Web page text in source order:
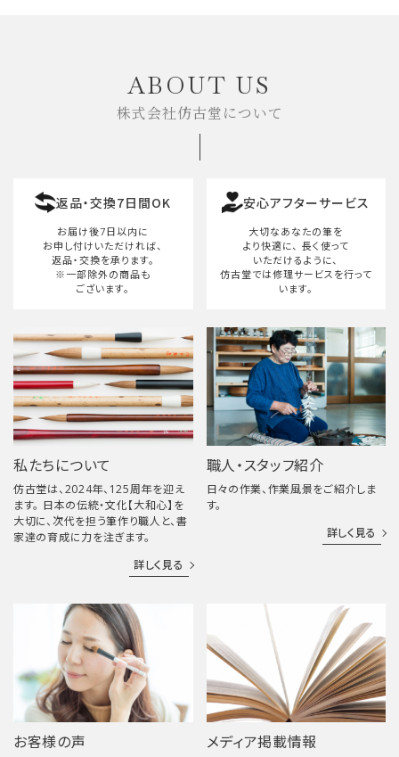
検索する
ABOUT US
株式会社仿古堂について
返品・交換7日間OK
お届け後7日以内に
お申し付けいただければ、
返品・交換を承ります。
※一部除外の商品も
ございます。
安心アフターサービス
大切なあなたの筆を
より快適に、 長く使って
いただけるように、
仿古堂では修理サービスを行って
います。
私たちについて
仿古堂は、2024年、125周年を迎え
ます。 日本の伝統・文化【大和心】を
大切に、次代を担う筆作り職人と、書
家達の育成に力を注ぎます。
詳しく見る
職人・スタッフ紹介
日々の作業、作業風景をご紹介しま
す。
詳しく見る
お客様の声 メディア掲載情報